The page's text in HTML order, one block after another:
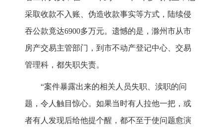
采取收款不入账、伪造收款事实等方式，陆续侵
吞公款竟达6900多万元。遗憾的是，滁州市从市
房产交易主管部门，到市不动产登记中心、交易
管理科，都失职失责。
“案件暴露出来的相关人员失职、渎职的问
题，令人触目惊心。如果当时有人拉他一把，或
者有人发现后给他提个醒，都不至于使问题愈演